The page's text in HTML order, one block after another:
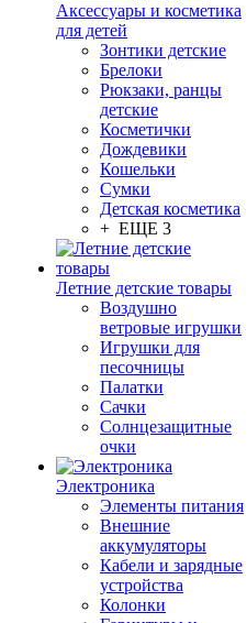
Аксессуары и косметика
для детей
Зонтики детские
Брелоки
Рюкзаки, ранцы
детские
Косметички
Дождевики
Кошельки
Сумки
Детская косметика
+ ЕЩЕ 3
Летние детские товары
Воздушно
ветровые игрушки
Игрушки для
песочницы
Палатки
Сачки
Солнцезащитные
очки
Электроника
Элементы питания
Внешние
аккумуляторы
Кабели и зарядные
устройства
Колонки